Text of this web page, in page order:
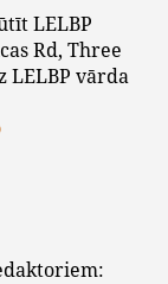
LELBP
Rd, Three
LELBP vārda